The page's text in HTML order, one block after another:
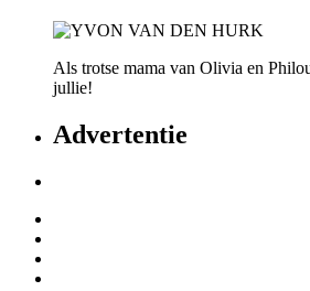
Als trotse mama van Olivia en
jullie!
Advertentie